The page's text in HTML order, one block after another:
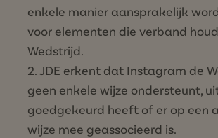
enkele manier aansprakelijk
voor elementen die verband
Wedstrijd.
JDE erkent dat Instagram de
geen enkele wijze ondersteunt,
goedgekeurd heeft of er op een
wijze mee geassocieerd is.